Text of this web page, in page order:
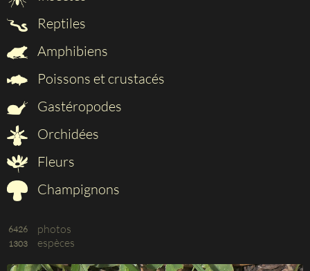
Reptiles
Amphibiens
Poissons et crustacés
Gastéropodes
Orchidées
Fleurs
Champignons
6426 photos
1303 espèces